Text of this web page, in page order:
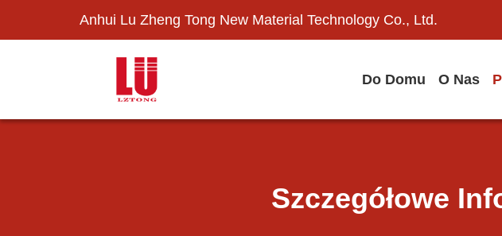
Anhui Lu Zheng Tong New Material Technology Co., Ltd.
Do Domu O Nas
Szczegółowe